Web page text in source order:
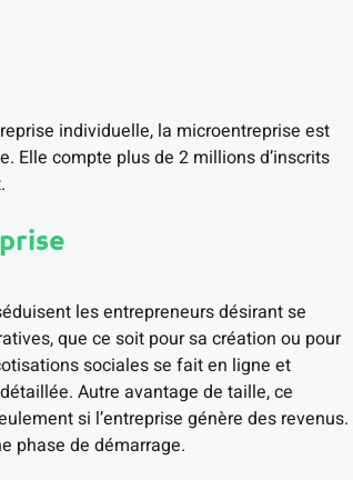
individuelle, la microentreprise est
Elle compte plus de 2 millions d’inscrits
les entrepreneurs désirant se
que ce soit pour sa création ou pour
sociales se fait en ligne et
Autre avantage de taille, ce
si l’entreprise génère des revenus.
phase de démarrage.